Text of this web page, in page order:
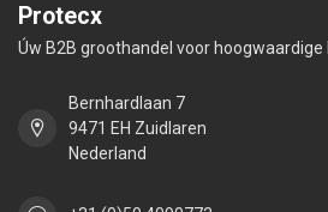
Protecx
Úw B2B groothandel voor hoogwaardige
Bernhardlaan 7
9471 EH Zuidlaren
Nederland